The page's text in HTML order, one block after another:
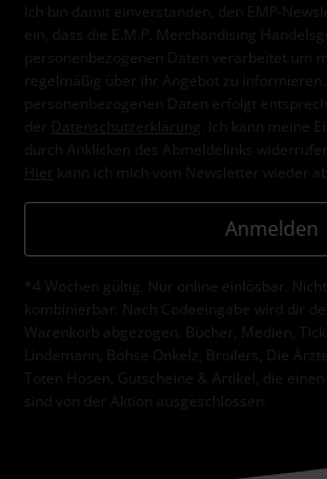
Ich bin damit einverstanden, den EMP-
ein, dass die E.M.P. Merchandising
personenbezogenen Daten verarbeitet um
regelmäßig über ihr Angebot zu
personenbezogenen Daten erfolgt
der
Datenschutzerklärung
. Ich kann meine
durch Anklicken des Abmeldelinks widerrufen.
Hier kann ich mich vom Newsletter wieder
Anmelden
*4 Wochen gültig. Nur online einlösbar.
kombinierbar. Nach Codeeingabe wird dir
Warenkorb abgezogen. Bücher, Medien,
Lindemann, Böhse Onkelz, Broilers, Die
Toten Hosen, Gutscheine & Artikel, die
sind von der Aktion ausgeschlossen.